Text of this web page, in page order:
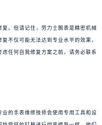
。但请记住，劳力士腕表是精密机械
不仅可能无法达到专业水平的效果，
任何自我修复方案之前，请务必联系
的手表维修技师会使用专用工具和设